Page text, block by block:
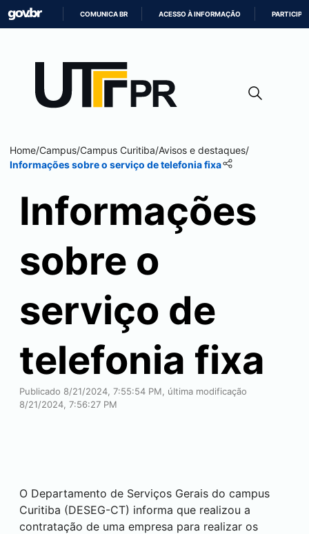
CONTEÚDO
COMUNICA BR ACESSO À INFORMAÇÃO PARTICIPE
Home/Campus/Campus Curitiba/Avisos e destaques/
Informações sobre o serviço de telefonia fixa
Informações
sobre o
serviço de
telefonia fixa
Publicado 8/21/2024, 7:55:54 PM, última modificação
8/21/2024, 7:56:27 PM
O Departamento de Serviços Gerais do campus
Curitiba (DESEG-CT) informa que realizou a
contratação de uma empresa para realizar os